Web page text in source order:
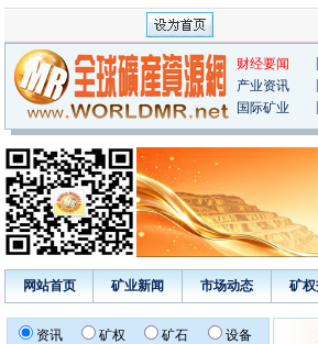
财经要闻
产业资讯
国际矿业
网站首页 矿业新闻 市场动态 矿
资讯 矿权 矿石 设备